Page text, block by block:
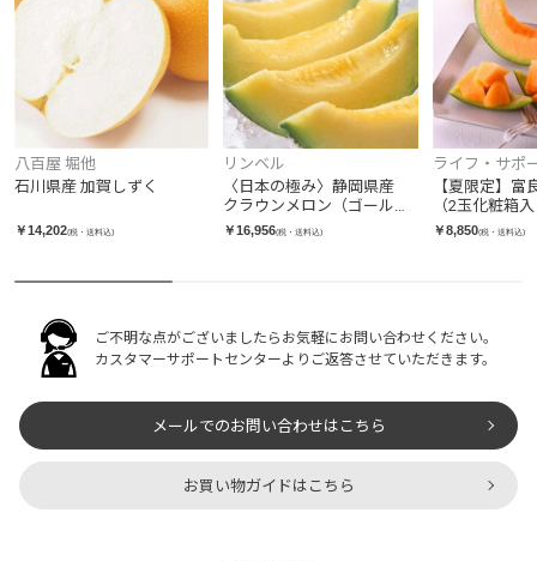
八百屋 堀他
石川県産 加賀しずく
￥14,202(税・送料込)
リンベル
〈日本の極み〉静岡県産
クラウンメロン（ゴール
ド）
￥16,956(税・送料込)
ライフ・サポ
【夏限定】富
（2玉化粧箱
￥8,850(税・送料込)
ご不明な点がございましたらお気軽にお問い合わせください。
カスタマーサポートセンターよりご返答させていただきます。
メールでのお問い合わせはこちら
お買い物ガイドはこちら